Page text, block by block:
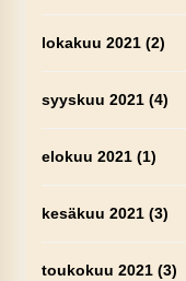
lokakuu 2021(2)
syyskuu 2021(4)
elokuu 2021(1)
kesäkuu 2021(3)
toukokuu 2021(3)